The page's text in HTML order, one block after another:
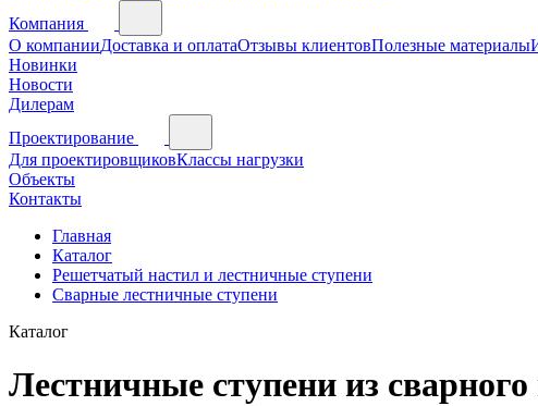
Компания
О компанииДоставка и оплатаОтзывы клиентовПолезные материалы
Новинки
Новости
Дилерам
Проектирование
Для проектировщиковКлассы нагрузки
Объекты
Контакты
Главная
Каталог
Решетчатый настил и лестничные ступени
Сварные лестничные ступени
Каталог
Лестничные ступени из